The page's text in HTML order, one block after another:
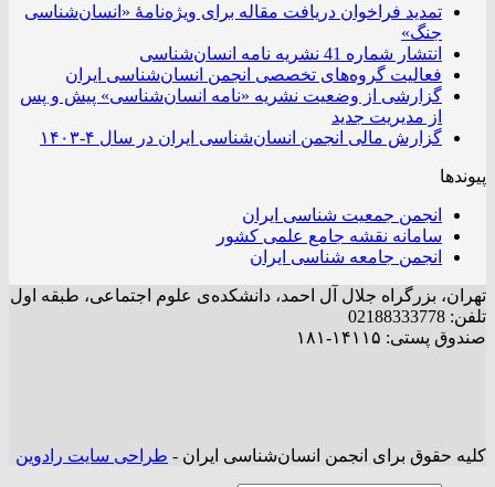
تمدید فراخوان دریافت مقاله برای ویژه‌نامۀ «انسان‌شناسی
جنگ»
انتشار شماره 41 نشریه نامه انسان‌شناسی
فعالیت گروه‌های تخصصی انجمن انسان‌شناسی ایران
گزارشی از وضعیت نشریه «نامه انسان‌شناسی» پیش و پس
از مدیریت جدید
گزارش مالی انجمن انسان‌شناسی ایران در سال ۴-۱۴۰۳
پیوندها
انجمن جمعیت شناسی ایران
سامانه نقشه جامع علمی کشور
انجمن جامعه شناسی ایران
تهران، بزرگراه جلال آل احمد، دانشکده‌ی علوم اجتماعی، طبقه اول
تلفن: 02188333778
صندوق پستی: ۱۴۱۱۵-۱۸۱
کلیه حقوق برای انجمن انسان‌شناسی ایران - طراحی سایت رادوین